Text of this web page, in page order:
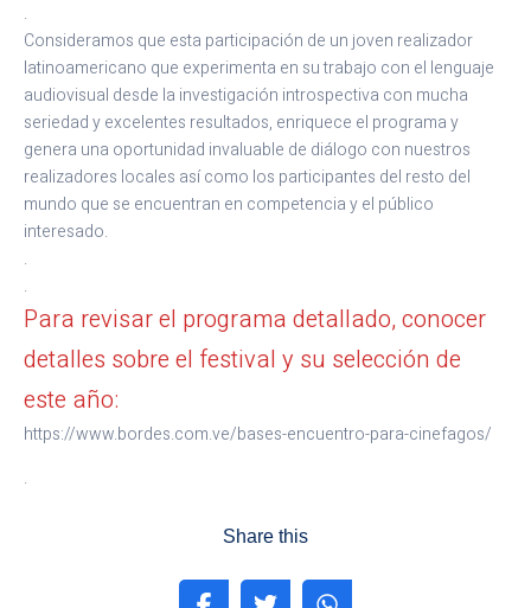
.
Consideramos que esta participación de un joven realizador
latinoamericano que experimenta en su trabajo con el lenguaje
audiovisual desde la investigación introspectiva con mucha
seriedad y excelentes resultados, enriquece el programa y
genera una oportunidad invaluable de diálogo con nuestros
realizadores locales así como los participantes del resto del
mundo que se encuentran en competencia y el público
interesado.
.
.
Para revisar el programa detallado, conocer
detalles sobre el festival y su selección de
este año:
https://www.bordes.com.ve/bases-encuentro-para-cinefagos/
.
Share this